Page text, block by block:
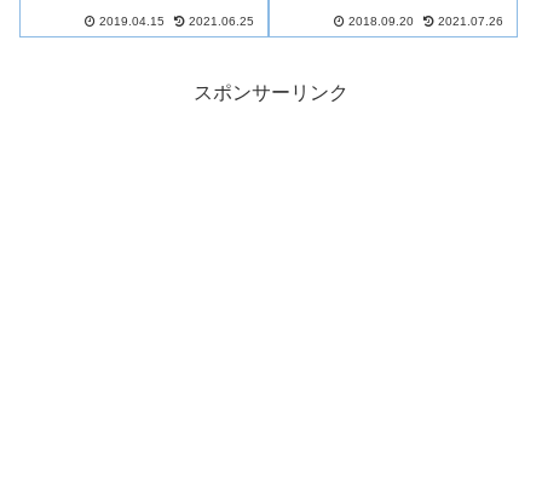
55000個以上！その個性的な展示
ですよ(≧▽≦)今回はそんな話題に
なった竹島ファンタジー館をご
2019.04.15 2021.06.25
地ですが、27個のアトラクショ
のでお子さん連れで遊びに行く
にはちょうどいいお出かけスポ
2018.09.20 2021.07.26
スポンサーリンク